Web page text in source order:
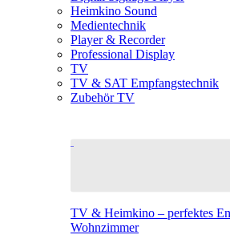
Heimkino Sound
Medientechnik
Player & Recorder
Professional Display
TV
TV & SAT Empfangstechnik
Zubehör TV
TV & Heimkino – perfektes
Wohnzimmer